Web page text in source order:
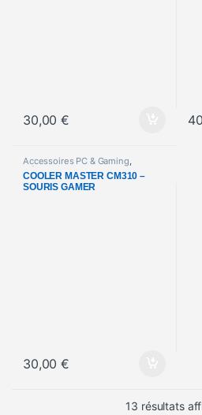
30,00€
Accessoires PC & Gaming,
Informatique
COOLER MASTER CM310 –
SOURIS GAMER
30,00€
13 résultats